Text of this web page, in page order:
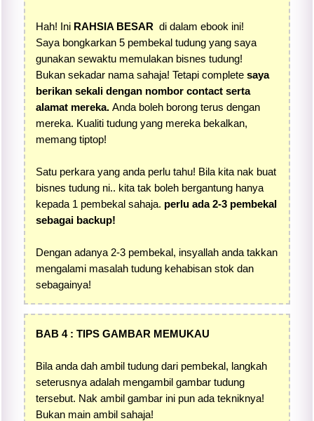
Hah! Ini RAHSIA BESARdi dalam ebook ini!
Saya bongkarkan 5 pembekal tudung yang saya
gunakan sewaktu memulakan bisnes tudung!
Bukan sekadar nama sahaja! Tetapi completesaya
berikan sekali dengan nombor contact serta
alamat mereka.Anda boleh borong terus dengan
mereka. Kualiti tudung yang mereka bekalkan,
memang tiptop!
Satu perkara yang anda perlu tahu! Bila kita nak buat
bisnes tudung ni.. kita tak boleh bergantung hanya
kepada 1 pembekal sahaja. perlu ada 2-3 pembekal
sebagai backup!
Dengan adanya 2-3 pembekal, insyallah anda takkan
mengalami masalah tudung kehabisan stok dan
sebagainya!
BAB 4 : TIPS GAMBAR MEMUKAU
Bila anda dah ambil tudung dari pembekal, langkah
seterusnya adalah mengambil gambar tudung
tersebut. Nak ambil gambar ini pun ada tekniknya!
Bukan main ambil sahaja!